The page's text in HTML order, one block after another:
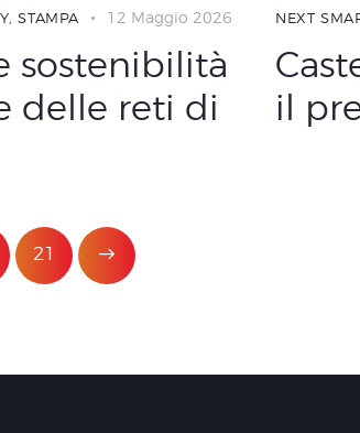
,STAMPA 12 Maggio 2026
sostenibilità
delle reti di
NEXT
il
21